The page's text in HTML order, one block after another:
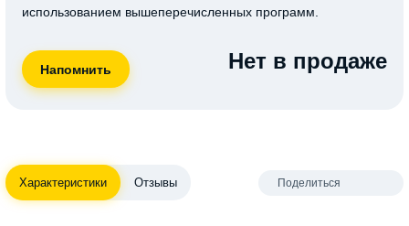
использованием вышеперечисленных программ.
Нет в продаже
Характеристики Отзывы Поделиться